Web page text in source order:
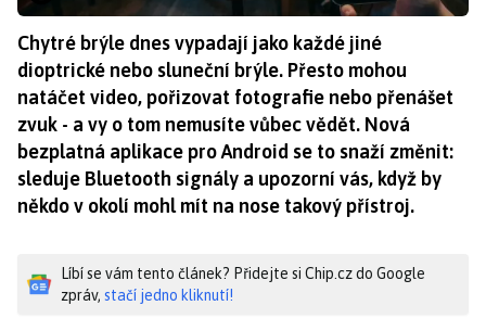
Chytré brýle dnes vypadají jako každé jiné
dioptrické nebo sluneční brýle. Přesto mohou
natáčet video, pořizovat fotografie nebo přenášet
zvuk - a vy o tom nemusíte vůbec vědět. Nová
bezplatná aplikace pro Android se to snaží změnit:
sleduje Bluetooth signály a upozorní vás, když by
někdo v okolí mohl mít na nose takový přístroj.
Líbí se vám tento článek? Přidejte si Chip.cz do Google
zpráv, stačí jedno kliknutí!